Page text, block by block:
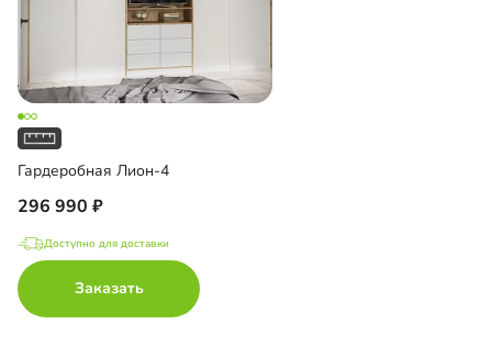
Гардеробная Лион-4
296 990
Доступно для доставки
Заказать